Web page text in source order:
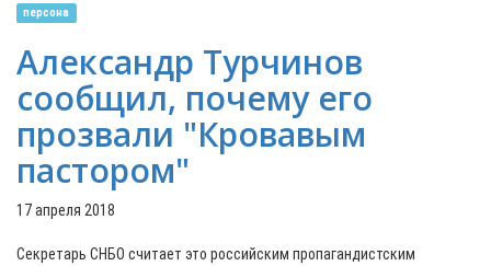
персона
Александр Турчинов
сообщил, почему его
прозвали "Кровавым
пастором"
17 апреля 2018
Секретарь СНБО считает это российским пропагандистским